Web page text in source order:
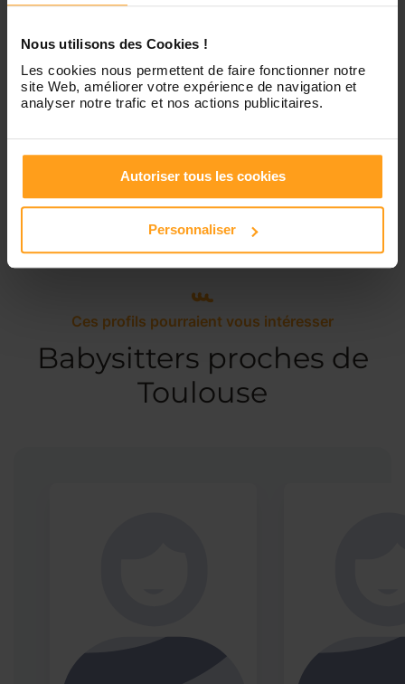
Nous utilisons des Cookies !
Les cookies nous permettent de faire fonctionner notre
site Web, améliorer votre expérience de navigation et
analyser notre trafic et nos actions publicitaires.
Autoriser tous les cookies
Personnaliser
Dimanche Disponible de 00:00 à 00:00
Services proposés
Garde d’enfants Ménage
Ces profils pourraient vous intéresser
Babysitters proches de
Toulouse